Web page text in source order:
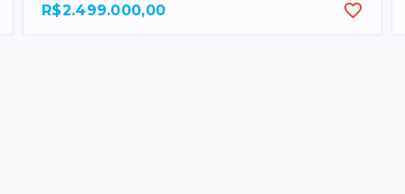
R$2.499.000,00